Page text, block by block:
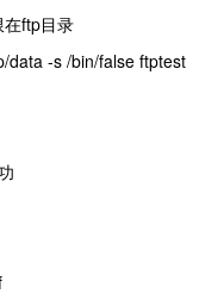
ftp目录
data -s /bin/false ftptest